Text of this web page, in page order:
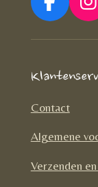
F
b
o
k
I
a
a
Contact
Algemene
Verzenden